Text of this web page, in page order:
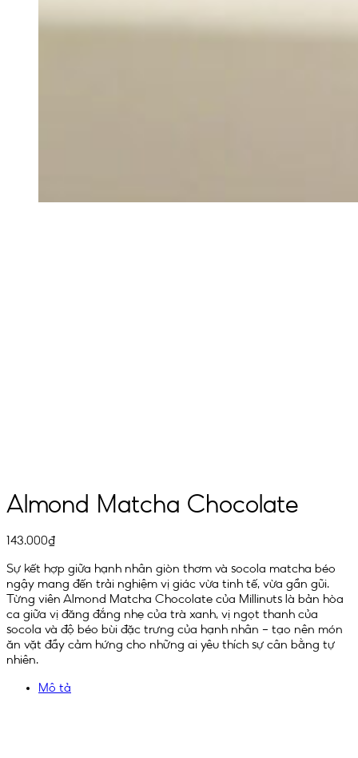
Almond Matcha Chocolate
143.000₫
Sự kết hợp giữa hạnh nhân giòn thơm và socola matcha béo
ngậy mang đến trải nghiệm vị giác vừa tinh tế, vừa gần gũi.
Từng viên Almond Matcha Chocolate của Millinuts là bản hòa
ca giữa vị đăng đắng nhẹ của trà xanh, vị ngọt thanh của
socola và độ béo bùi đặc trưng của hạnh nhân – tạo nên món
ăn vặt đầy cảm hứng cho những ai yêu thích sự cân bằng tự
nhiên.
Mô tả